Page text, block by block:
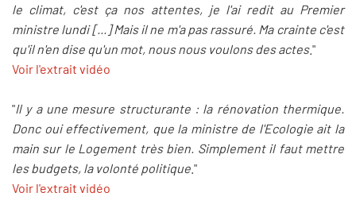
le climat, c'est ça nos attentes, je l'ai redit au Premier
ministre lundi [...] Mais il ne m'a pas rassuré. Ma crainte c'est
qu'il n'en dise qu'un mot, nous nous voulons des actes."
Voir l'extrait vidéo
"Il y a une mesure structurante : la rénovation thermique.
Donc oui effectivement, que la ministre de l'Ecologie ait la
main sur le Logement très bien. Simplement il faut mettre
les budgets, la volonté politique ."
Voir l'extrait vidéo